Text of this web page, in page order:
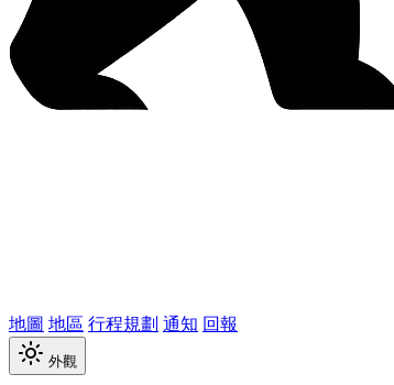
地圖 地區 行程規劃 通知 回報
外觀